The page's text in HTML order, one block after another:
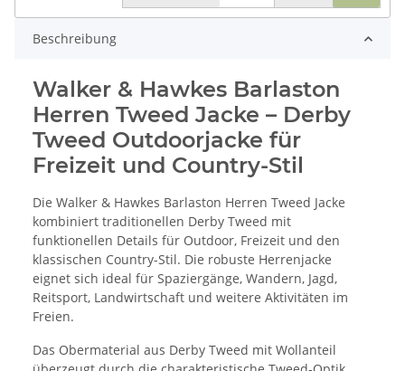
Beschreibung
Walker & Hawkes Barlaston
Herren Tweed Jacke – Derby
Tweed Outdoorjacke für
Freizeit und Country-Stil
Die Walker & Hawkes Barlaston Herren Tweed Jacke
kombiniert traditionellen Derby Tweed mit
funktionellen Details für Outdoor, Freizeit und den
klassischen Country-Stil. Die robuste Herrenjacke
eignet sich ideal für Spaziergänge, Wandern, Jagd,
Reitsport, Landwirtschaft und weitere Aktivitäten im
Freien.
Das Obermaterial aus Derby Tweed mit Wollanteil